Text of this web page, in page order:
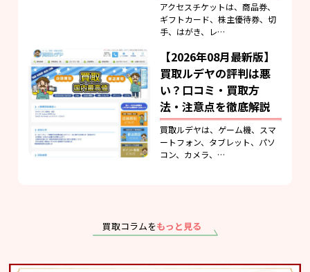
アクセスチケットは、商品券、
ギフトカード、株主優待券、切
手、はがき、レ…
【2026年08月最新版】
買取ルデヤの評判は悪
い？口コミ・買取方
法・注意点を徹底解説
買取ルデヤは、ゲーム機、スマ
ートフォン、タブレット、パソ
コン、カメラ、…
買取コラムをもっと見る